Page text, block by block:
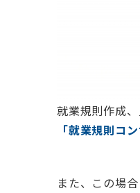
就業規則作成
「就業規則コ
また、この場